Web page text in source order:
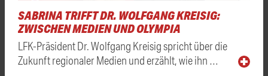
SABRINA TRIFFT DR. WOLFGANG KREISIG:
ZWISCHEN MEDIEN UND OLYMPIA
LFK-Präsident Dr. Wolfgang Kreisig spricht über die
Zukunft regionaler Medien und erzählt, wie ihn …